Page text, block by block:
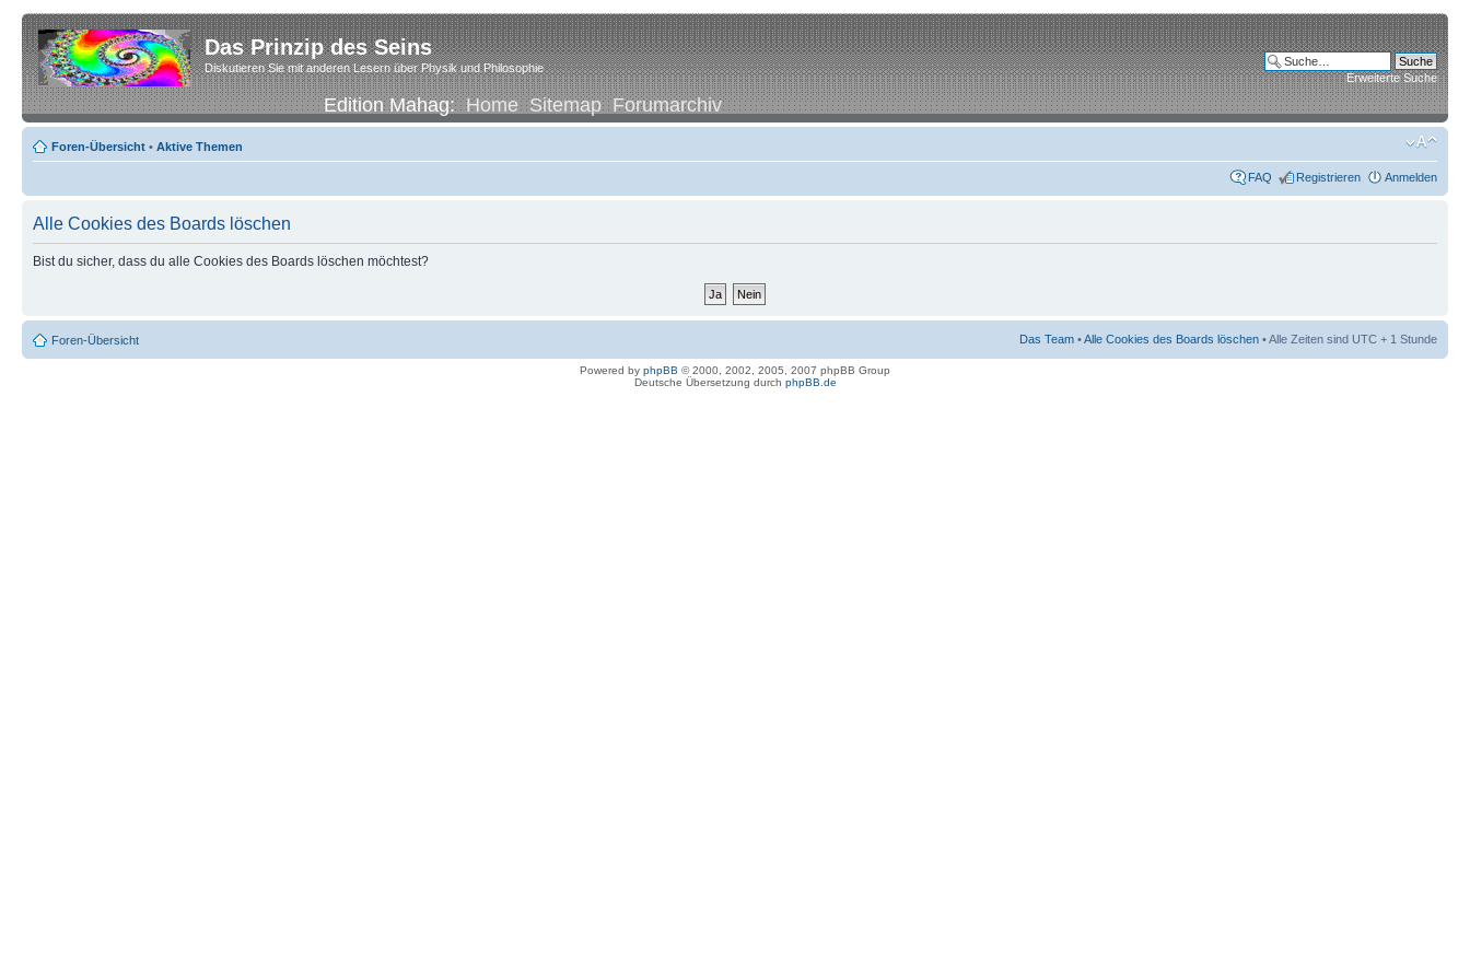
Das Prinzip des Seins
Diskutieren Sie mit anderen Lesern über Physik und Philosophie
Edition Mahag:Home Sitemap Forumarchiv
Erweiterte Suche
Foren-Übersicht • Aktive Themen
FAQ Registrieren Anmelden
Alle Cookies des Boards löschen
Bist du sicher, dass du alle Cookies des Boards löschen möchtest?
Foren-Übersicht Das Team •Alle Cookies des Boards löschen • Alle Zeiten sind UTC + 1 Stunde
Powered by phpBB © 2000, 2002, 2005, 2007 phpBB Group
Deutsche Übersetzung durch phpBB.de